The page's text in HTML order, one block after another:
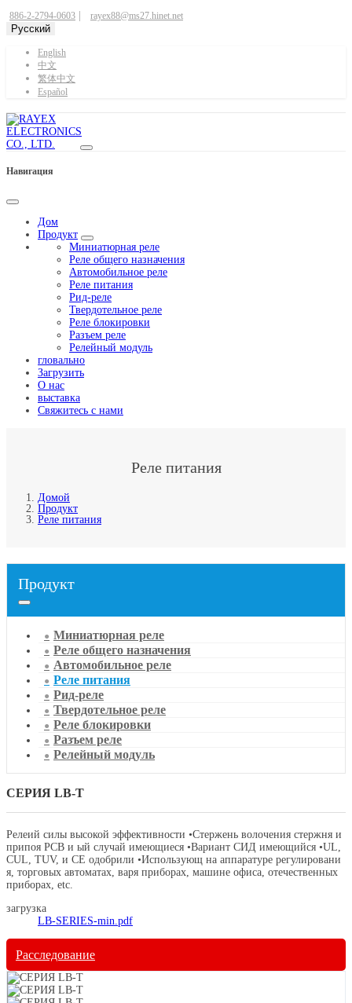
886-2-2794-0603 rayex88@ms27.hinet.net
Pусский
English
中文
繁体中文
Español
Навигация
Дом
Продукт
Миниатюрная реле
Реле общего назначения
Автомобильное реле
Реле питания
Рид-реле
Твердотельное реле
Реле блокировки
Разъем реле
Релейный модуль
гловально
Загрузить
О нас
выставка
Свяжитесь с нами
Реле питания
Домой
Продукт
Реле питания
Продукт
Миниатюрная реле
Реле общего назначения
Автомобильное реле
Реле питания
Рид-реле
Твердотельное реле
Реле блокировки
Разъем реле
Релейный модуль
СЕРИЯ LB-T
Релеий силы высокой эффективности •Стержень волочения стержня и
припоя PCB и ый случай имеющиеся •Вариант СИД имеющийся •UL,
CUL, TUV, и CE одобрили •Использующ на аппаратуре регулировани
я, торговых автоматах, варя приборах, машине офиса, отечественных
приборах, etc.
загрузка
LB-SERIES-min.pdf
Расследование